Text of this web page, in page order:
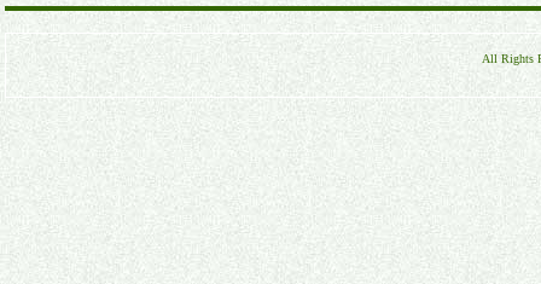
All Rights